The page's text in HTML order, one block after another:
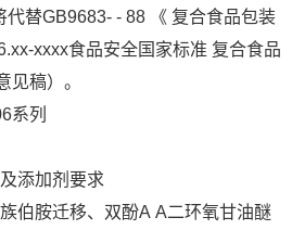
代替GB9683- - 88 《 复合食品包装
xxxx食品安全国家标准 复合食品
见稿）。
系列
添加剂要求
伯胺迁移、双酚A A二环氧甘油醚